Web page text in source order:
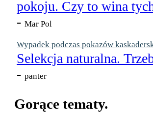
pokoju. Czy to wina
- Mar Pol
Wypadek podczas pokazów
Selekcja naturalna.
- panter
Gorące tematy.